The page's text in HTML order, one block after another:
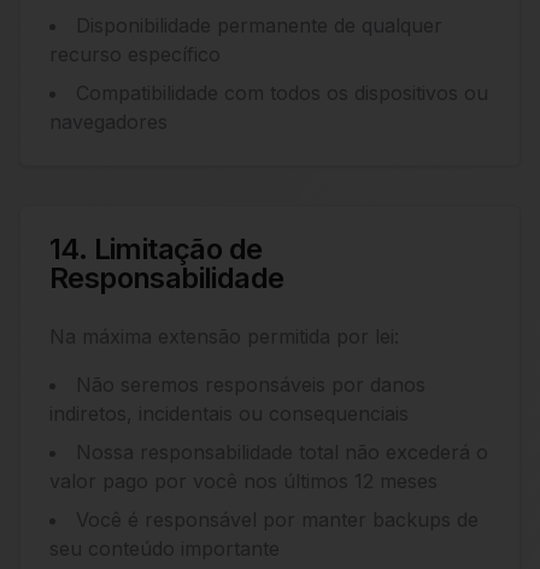
Disponibilidade permanente de qualquer
recurso específico
Compatibilidade com todos os dispositivos ou
navegadores
14. Limitação de
Responsabilidade
Na máxima extensão permitida por lei:
Não seremos responsáveis por danos
indiretos, incidentais ou consequenciais
Nossa responsabilidade total não excederá o
valor pago por você nos últimos 12 meses
Você é responsável por manter backups de
seu conteúdo importante